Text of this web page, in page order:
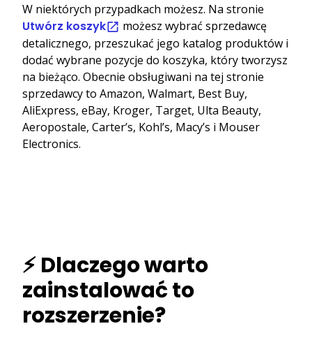
W niektórych przypadkach możesz. Na stronie
Utwórz koszyk
możesz wybrać sprzedawcę
detalicznego, przeszukać jego katalog produktów i
dodać wybrane pozycje do koszyka, który tworzysz
na bieżąco. Obecnie obsługiwani na tej stronie
sprzedawcy to Amazon, Walmart, Best Buy,
AliExpress, eBay, Kroger, Target, Ulta Beauty,
Aeropostale, Carter’s, Kohl’s, Macy’s i Mouser
Electronics.
⚡ Dlaczego warto
zainstalować to
rozszerzenie?